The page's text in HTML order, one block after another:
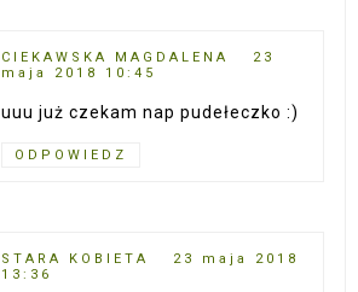
CIEKAWSKA MAGDALENA
23
maja 2018 10:45
uuu już czekam nap pudełeczko :)
ODPOWIEDZ
STARA KOBIETA
23 maja 2018
13:36